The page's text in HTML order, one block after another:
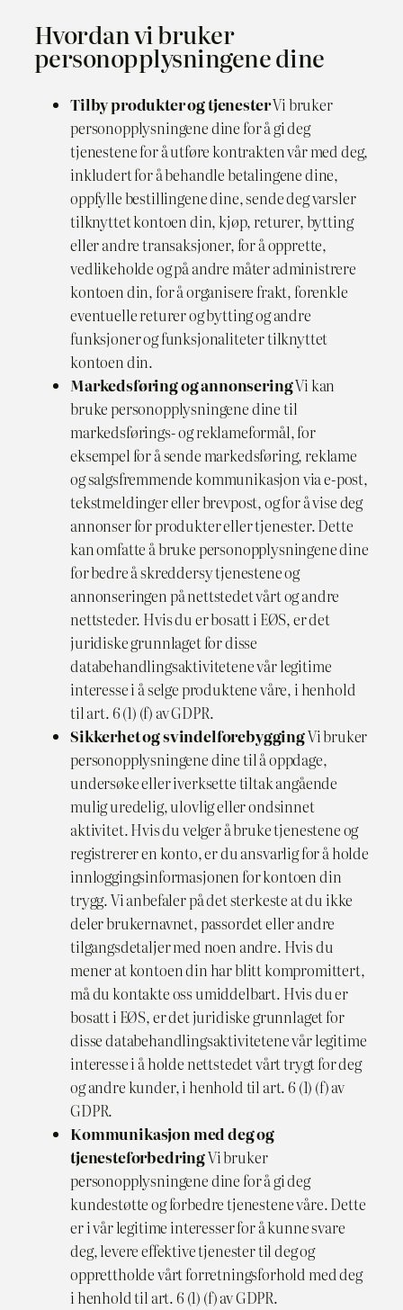
Hvordan vi bruker
personopplysningene dine
Tilby produkter og tjenesterVi bruker
personopplysningene dine for å gi deg
tjenestene for å utføre kontrakten vår med deg,
inkludert for å behandle betalingene dine,
oppfylle bestillingene dine, sende deg varsler
tilknyttet kontoen din, kjøp, returer, bytting
eller andre transaksjoner, for å opprette,
vedlikeholde og på andre måter administrere
kontoen din, for å organisere frakt, forenkle
eventuelle returer og bytting og andre
funksjoner og funksjonaliteter tilknyttet
kontoen din.
Markedsføring og annonseringVi kan
bruke personopplysningene dine til
markedsførings- og reklameformål, for
eksempel for å sende markedsføring, reklame
og salgsfremmende kommunikasjon via e-post,
tekstmeldinger eller brevpost, og for å vise deg
annonser for produkter eller tjenester. Dette
kan omfatte å bruke personopplysningene dine
for bedre å skreddersy tjenestene og
annonseringen på nettstedet vårt og andre
nettsteder. Hvis du er bosatt i EØS, er det
juridiske grunnlaget for disse
databehandlingsaktivitetene vår legitime
interesse i å selge produktene våre, i henhold
til art. 6 (1) (f) av GDPR.
Sikkerhet og svindelforebyggingVi bruker
personopplysningene dine til å oppdage,
undersøke eller iverksette tiltak angående
mulig uredelig, ulovlig eller ondsinnet
aktivitet. Hvis du velger å bruke tjenestene og
registrerer en konto, er du ansvarlig for å holde
innloggingsinformasjonen for kontoen din
trygg. Vi anbefaler på det sterkeste at du ikke
deler brukernavnet, passordet eller andre
tilgangsdetaljer med noen andre. Hvis du
mener at kontoen din har blitt kompromittert,
må du kontakte oss umiddelbart. Hvis du er
bosatt i EØS, er det juridiske grunnlaget for
disse databehandlingsaktivitetene vår legitime
interesse i å holde nettstedet vårt trygt for deg
og andre kunder, i henhold til art. 6 (1) (f) av
GDPR.
Kommunikasjon med deg og
tjenesteforbedringVi bruker
personopplysningene dine for å gi deg
kundestøtte og forbedre tjenestene våre. Dette
er i vår legitime interesser for å kunne svare
deg, levere effektive tjenester til deg og
opprettholde vårt forretningsforhold med deg
i henhold til art. 6 (1) (f) av GDPR.